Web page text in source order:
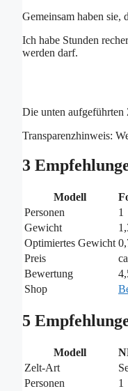
Gemeinsam haben sie,
Ich habe Stunden
werden darf.
Die unten
Transparenzhinweis:
3
Modell
Personen
1
Gewicht
Optimiertes Gewicht
Preis
Bewertung
Shop
5
Modell
Zelt-Art
Personen
1